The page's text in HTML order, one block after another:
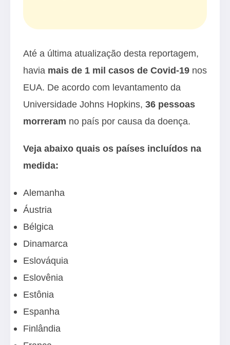
Até a última atualização desta reportagem,
havia mais de 1 mil casos de Covid-19 nos
EUA. De acordo com levantamento da
Universidade Johns Hopkins, 36 pessoas
morreram no país por causa da doença.
Veja abaixo quais os países incluídos na
medida:
Alemanha
Áustria
Bélgica
Dinamarca
Eslováquia
Eslovênia
Estônia
Espanha
Finlândia